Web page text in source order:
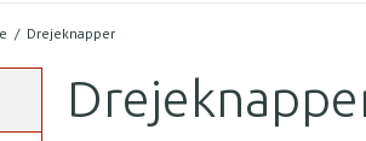
/ Drejeknapper